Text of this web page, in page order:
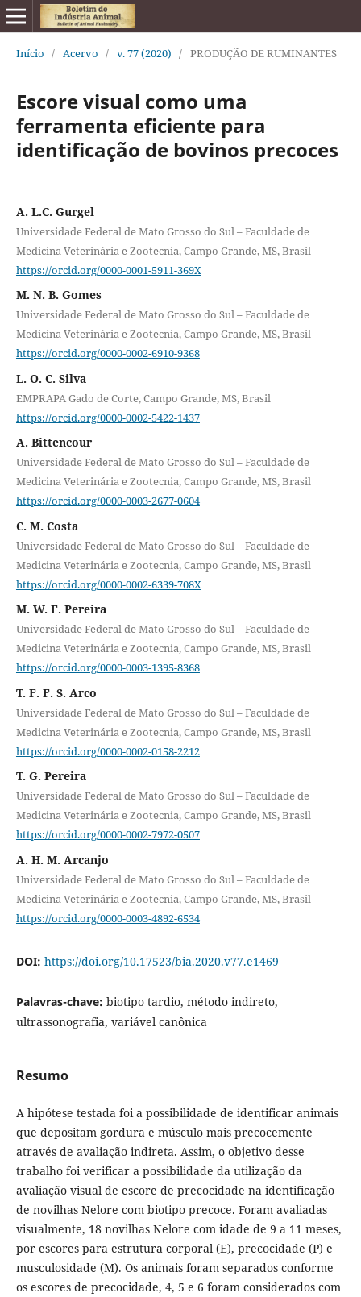
Início / Acervo / v. 77 (2020) / PRODUÇÃO DE RUMINANTES
Escore visual como uma
ferramenta eficiente para
identificação de bovinos precoces
A. L.C. Gurgel
Universidade Federal de Mato Grosso do Sul – Faculdade de
Medicina Veterinária e Zootecnia, Campo Grande, MS, Brasil
https://orcid.org/0000-0001-5911-369X
M. N. B. Gomes
Universidade Federal de Mato Grosso do Sul – Faculdade de
Medicina Veterinária e Zootecnia, Campo Grande, MS, Brasil
https://orcid.org/0000-0002-6910-9368
L. O. C. Silva
EMPRAPA Gado de Corte, Campo Grande, MS, Brasil
https://orcid.org/0000-0002-5422-1437
A. Bittencour
Universidade Federal de Mato Grosso do Sul – Faculdade de
Medicina Veterinária e Zootecnia, Campo Grande, MS, Brasil
https://orcid.org/0000-0003-2677-0604
C. M. Costa
Universidade Federal de Mato Grosso do Sul – Faculdade de
Medicina Veterinária e Zootecnia, Campo Grande, MS, Brasil
https://orcid.org/0000-0002-6339-708X
M. W. F. Pereira
Universidade Federal de Mato Grosso do Sul – Faculdade de
Medicina Veterinária e Zootecnia, Campo Grande, MS, Brasil
https://orcid.org/0000-0003-1395-8368
T. F. F. S. Arco
Universidade Federal de Mato Grosso do Sul – Faculdade de
Medicina Veterinária e Zootecnia, Campo Grande, MS, Brasil
https://orcid.org/0000-0002-0158-2212
T. G. Pereira
Universidade Federal de Mato Grosso do Sul – Faculdade de
Medicina Veterinária e Zootecnia, Campo Grande, MS, Brasil
https://orcid.org/0000-0002-7972-0507
A. H. M. Arcanjo
Universidade Federal de Mato Grosso do Sul – Faculdade de
Medicina Veterinária e Zootecnia, Campo Grande, MS, Brasil
https://orcid.org/0000-0003-4892-6534
DOI: https://doi.org/10.17523/bia.2020.v77.e1469
Palavras-chave: biotipo tardio, método indireto,
ultrassonografia, variável canônica
Resumo
A hipótese testada foi a possibilidade de identificar animais
que depositam gordura e músculo mais precocemente
através de avaliação indireta. Assim, o objetivo desse
trabalho foi verificar a possibilidade da utilização da
avaliação visual de escore de precocidade na identificação
de novilhas Nelore com biotipo precoce. Foram avaliadas
visualmente, 18 novilhas Nelore com idade de 9 a 11 meses,
por escores para estrutura corporal (E), precocidade (P) e
musculosidade (M). Os animais foram separados conforme
os escores de precocidade, 4, 5 e 6 foram considerados com